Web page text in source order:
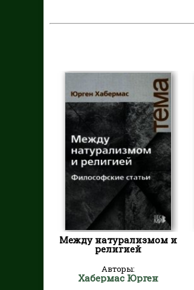
Между натурализмом и
религией
Авторы:
Хабермас Юрген